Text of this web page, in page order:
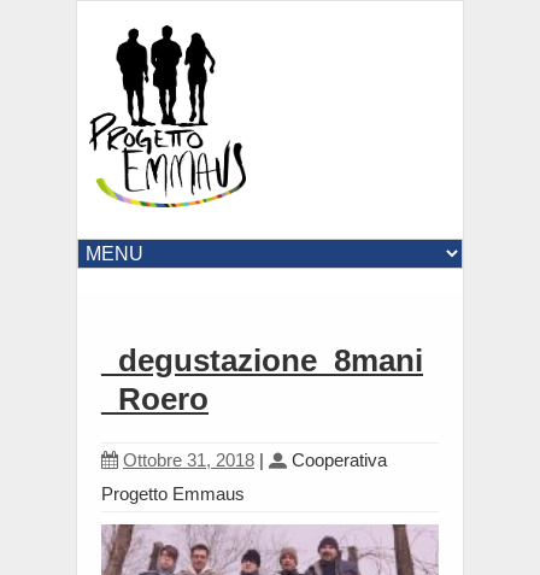
_degustazione_8mani
_Roero
Ottobre 31, 2018 |
Cooperativa
Progetto Emmaus